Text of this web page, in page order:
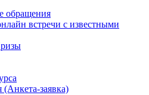
обращения
встречи с известными
(Анкета-заявка)